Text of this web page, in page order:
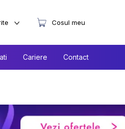
Cariere Contact
Cosul meu